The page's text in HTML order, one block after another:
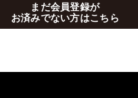
まだ会員登録が
お済みでない方はこちら